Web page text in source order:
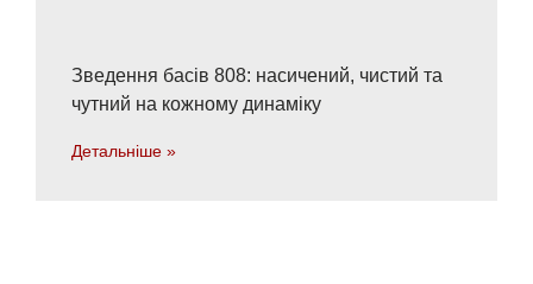
Зведення басів 808: насичений, чистий та
чутний на кожному динаміку
Детальніше »